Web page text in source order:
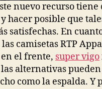
nuevo recurso tiene
hacer posible que
satisfechas. En
camisetas RTP
el frente, super vigo
las alternativas
como la espalda. Y